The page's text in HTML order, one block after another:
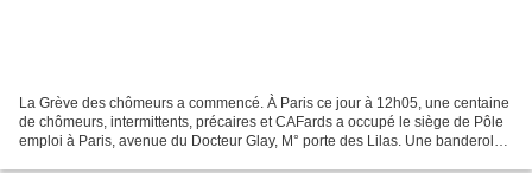
La Grève des chômeurs a commencé. À Paris ce jour à 12h05, une centaine
de chômeurs, intermittents, précaires et CAFards a occupé le siège de Pôle
emploi à Paris, avenue du Docteur Glay, M° porte des Lilas. Une banderole